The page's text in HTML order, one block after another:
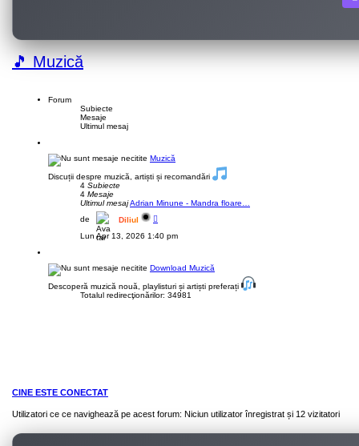
🎵 Muzică
Forum
Subiecte
Mesaje
Ultimul mesaj
Muzică
Discuții despre muzică, artiști și recomandări
4 Subiecte
4 Mesaje
Ultimul mesajAdrian Minune - Mandra floare…
de
Diliul
i
i
u
l
Lun Apr 13, 2026 1:40 pm
Download Muzică
Descoperă muzică nouă, playlisturi și artiști preferați
Totalul redirecţionărilor: 34981
CINE ESTE CONECTAT
Utilizatori ce ce navighează pe acest forum: Niciun utilizator înregistrat și 12 vizitatori